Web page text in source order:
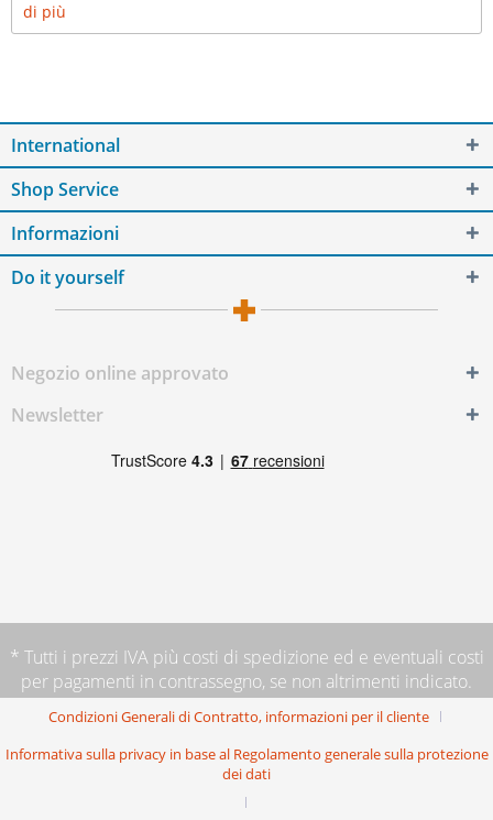
di più
International
Shop Service
Informazioni
Do it yourself
Negozio online approvato
Newsletter
* Tutti i prezzi IVA più costi di spedizione ed e eventuali costi
per pagamenti in contrassegno, se non altrimenti indicato.
Condizioni Generali di Contratto, informazioni per il cliente
Informativa sulla privacy in base al Regolamento generale sulla protezione
dei dati